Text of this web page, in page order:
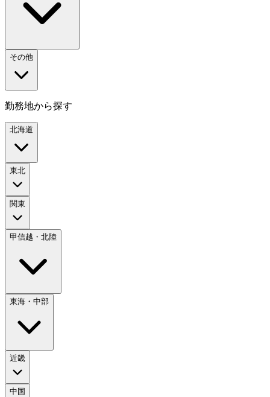
その他
勤務地から探す
北海道
東北
関東
甲信越・北陸
東海・中部
近畿
中国